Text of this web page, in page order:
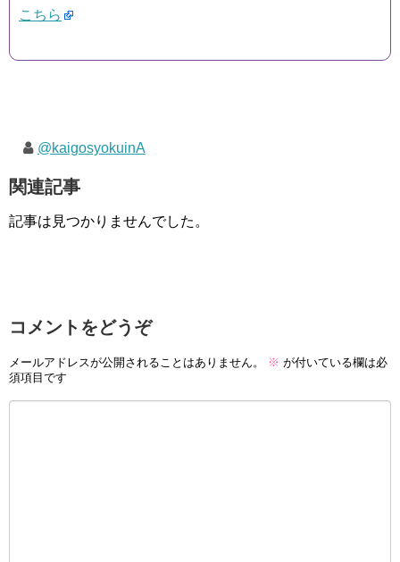
こちら
@kaigosyokuinA
関連記事
記事は見つかりませんでした。
コメントをどうぞ
メールアドレスが公開されることはありません。 ※ が付いている欄は必
須項目です